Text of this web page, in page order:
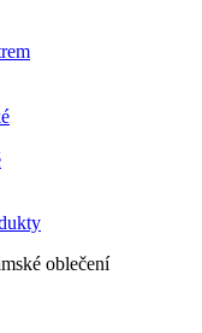
oblečení